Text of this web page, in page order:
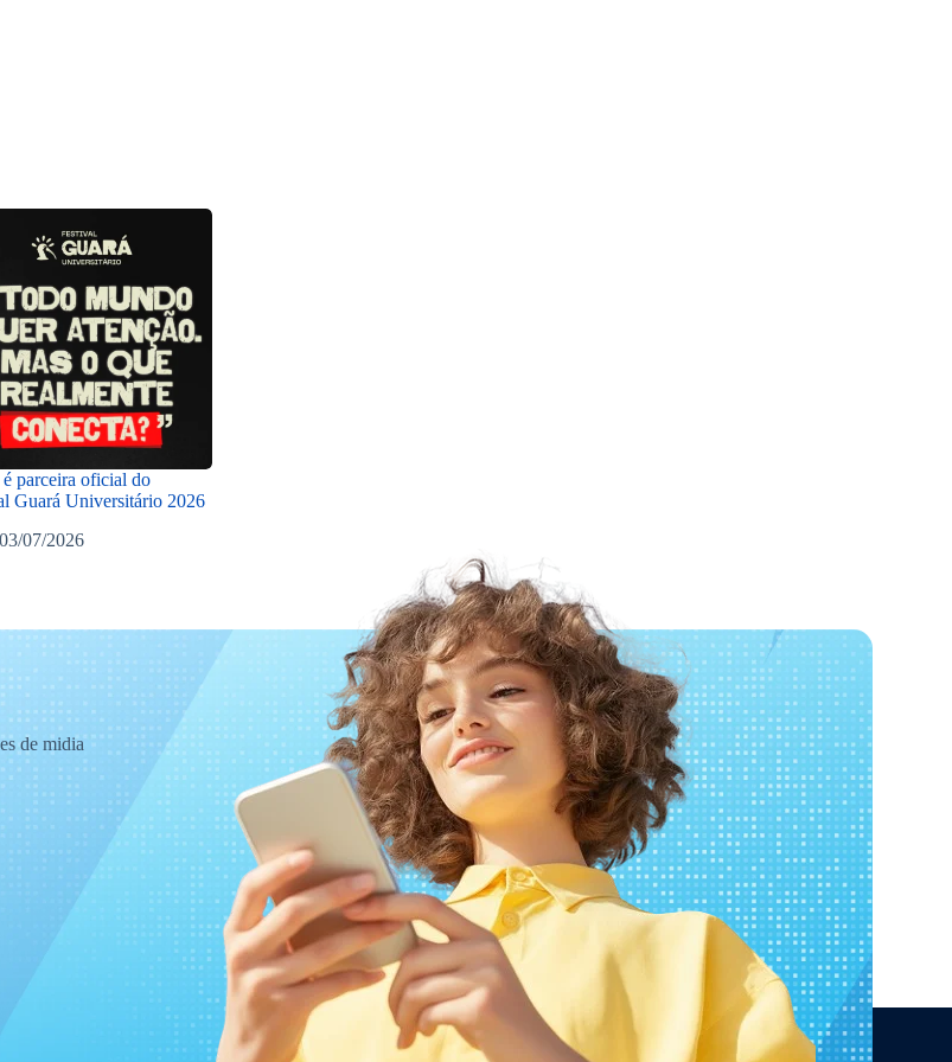
parceira oficial do
Guará Universitário 2026
03/07/2026
de midia